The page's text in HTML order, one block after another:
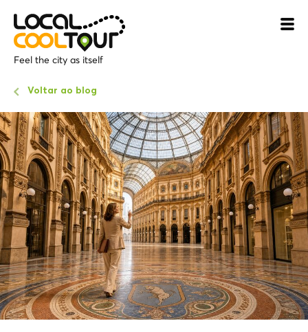
Feel the city as itself
Voltar ao blog